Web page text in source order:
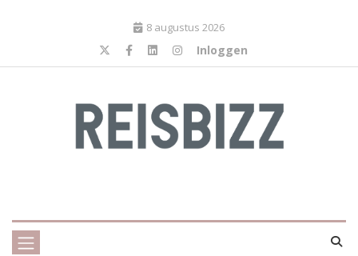
8 augustus 2026
Inloggen